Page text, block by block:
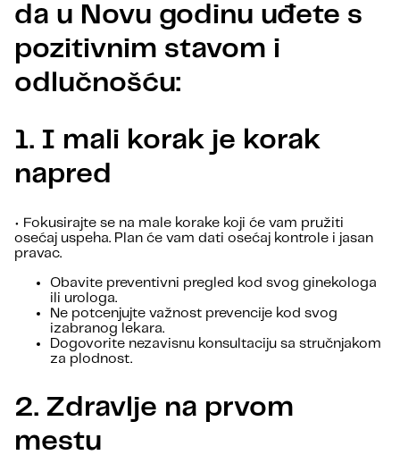
da u Novu godinu uđete s
pozitivnim stavom i
odlučnošću:
1. I mali korak je korak
napred
• Fokusirajte se na male korake koji će vam pružiti
osećaj uspeha. Plan će vam dati osećaj kontrole i jasan
pravac.
Obavite preventivni pregled kod svog ginekologa
ili urologa.
Ne potcenjujte važnost prevencije kod svog
izabranog lekara.
Dogovorite nezavisnu konsultaciju sa stručnjakom
za plodnost.
2. Zdravlje na prvom
mestu